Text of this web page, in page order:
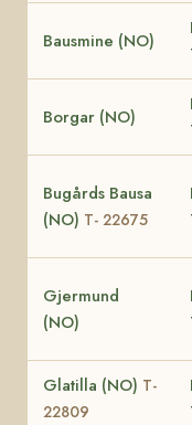
Bausmine (NO)
Borgar (NO)
Bugårds Bausa
(NO) T- 22675
Gjermund
(NO)
Glatilla (NO) T-
22809